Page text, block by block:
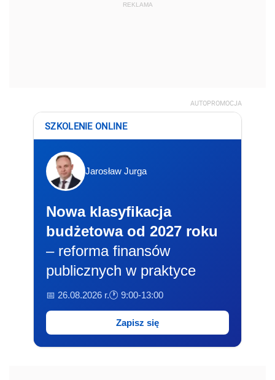
REKLAMA
AUTOPROMOCJA
SZKOLENIE ONLINE
Jarosław Jurga
Nowa klasyfikacja
budżetowa od 2027 roku
– reforma finansów
publicznych w praktyce
📅 26.08.2026 r.🕐 9:00-13:00
Zapisz się